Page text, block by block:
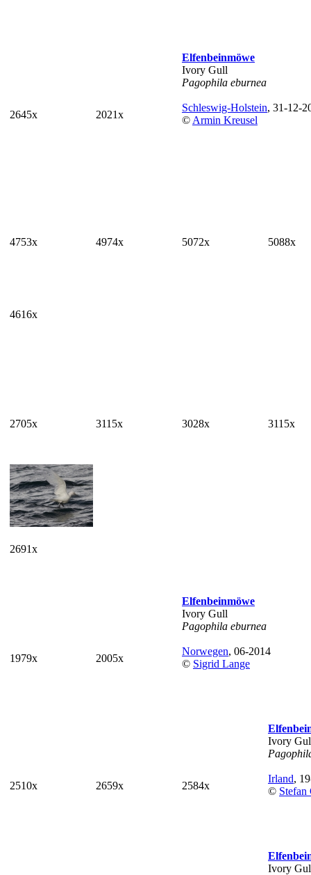
2645x 2021x
Elfenbeinmöwe
Ivory Gull
Pagophila eburnea
Schleswig-Holstein, 31-12-
© Armin Kreusel
4753x 4974x 5072x 5088x
4616x
2705x 3115x 3028x 3115x
2691x
1979x 2005x
Elfenbeinmöwe
Ivory Gull
Pagophila eburnea
Norwegen, 06-2014
© Sigrid Lange
2510x 2659x 2584x
Ivory
Irland,
© Stefan
Ivory